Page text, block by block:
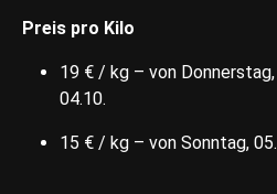
Preis pro Kilo
19 € / kg – von
04.10.
15 € / kg – von Sonntag,